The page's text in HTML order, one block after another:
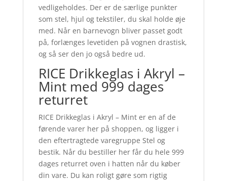
vedligeholdes. Der er de særlige punkter
som stel, hjul og tekstiler, du skal holde øje
med. Når en barnevogn bliver passet godt
på, forlænges levetiden på vognen drastisk,
og så ser den jo også bedre ud.
RICE Drikkeglas i Akryl –
Mint med 999 dages
returret
RICE Drikkeglas i Akryl – Mint er en af de
førende varer her på shoppen, og ligger i
den eftertragtede varegruppe Stel og
bestik. Når du bestiller her får du hele 999
dages returret oven i hatten når du køber
din vare. Du kan roligt gøre som rigtig